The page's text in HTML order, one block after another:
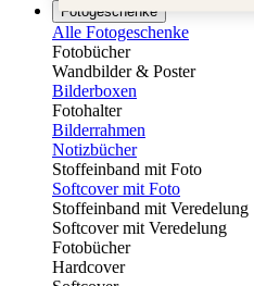
Fotogeschenke
Alle Fotogeschenke
Fotobücher
Wandbilder & Poster
Bilderboxen
Fotohalter
Bilderrahmen
Notizbücher
Stoffeinband mit Foto
Softcover mit Foto
Stoffeinband mit Veredelung
Softcover mit Veredelung
Fotobücher
Hardcover